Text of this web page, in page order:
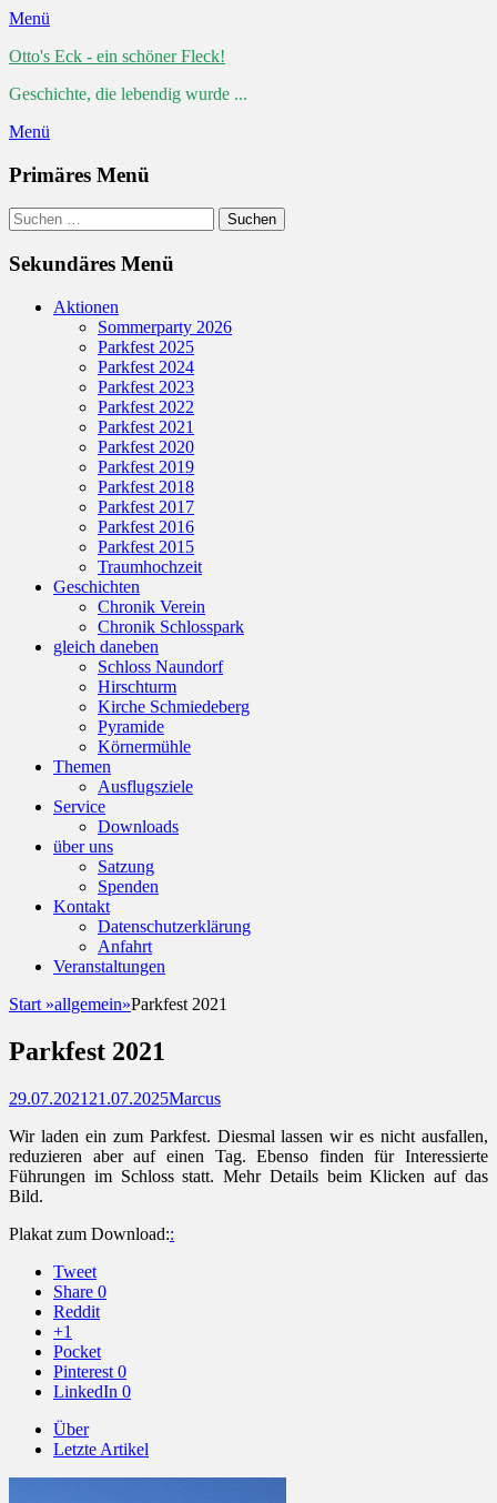
Menü
Otto's Eck - ein schöner Fleck!
Geschichte, die lebendig wurde ...
Menü
Primäres Menü
Zum
Inhalt
springen
Suchen
Suchen
nach:
Sekundäres Menü
Zum
Aktionen
Sommerparty 2026
Parkfest 2025
Parkfest 2024
Parkfest 2023
Parkfest 2022
Parkfest 2021
Parkfest 2020
Parkfest 2019
Parkfest 2018
Parkfest 2017
Parkfest 2016
Parkfest 2015
Traumhochzeit
Geschichten
Chronik Verein
Chronik Schlosspark
gleich daneben
Schloss Naundorf
Hirschturm
Kirche Schmiedeberg
Pyramide
Körnermühle
Themen
Ausflugsziele
Service
Downloads
über uns
Satzung
Spenden
Kontakt
Datenschutzerklärung
Anfahrt
Veranstaltungen
Start »allgemein»Parkfest 2021
Parkfest 2021
Posted
29.07.2021 21.07.2025Autor
Marcus
Wir laden ein zum Parkfest. Diesmal lassen wir es nicht ausfallen,
reduzieren aber auf einen Tag. Ebenso finden für Interessierte
Führungen im Schloss statt. Mehr Details beim Klicken auf das
Bild.
Plakat zum Download::
Tweet
Share 0
Reddit
+1
Pocket
Pinterest 0
LinkedIn 0
Über
Letzte Artikel